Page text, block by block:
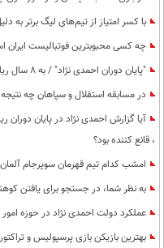
با کسر امتیاز از تیم‌های لیگ برتر به
چه کسی محبوبترین فوتبالیست ایران
"پایان دوران احمدی نژاد" / به 8 سال ریاست جمهوری او چه نمره ای می دهید؟
در مسابقه استقلال و سپاهان چه
آیا گزارش احمدی نژاد در پایان
، قانع کننده بود؟
امشب کدام تیم قهرمان سوپرجام
به نظر شما، در جستجو برای یافتن
عملکرد دولت احمدی نژاد در حوزه امور
بهترین بازیکن بازی پرسپولیس و